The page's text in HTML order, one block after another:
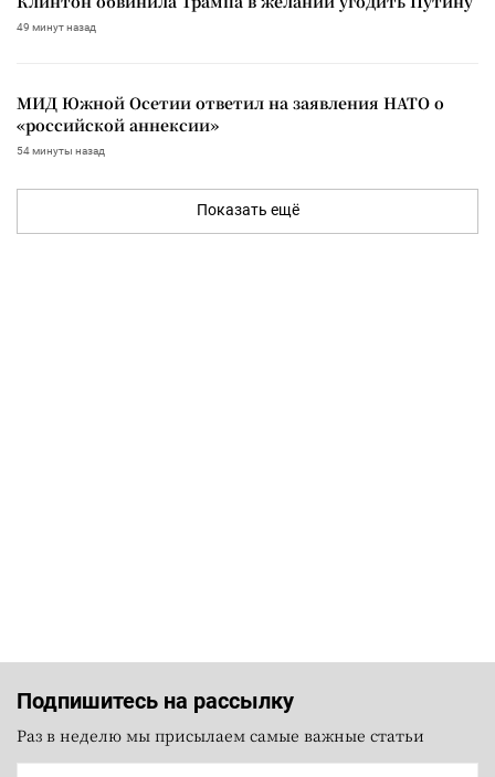
49 минут назад
МИД Южной Осетии ответил на заявления НАТО о
«российской аннексии»
54 минуты назад
Показать ещё
Подпишитесь на рассылку
Раз в неделю мы присылаем самые важные статьи